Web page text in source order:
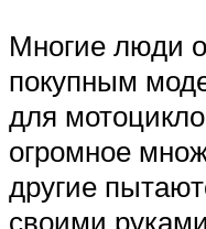
Многие люди
покупным
для
огромное
другие
своими